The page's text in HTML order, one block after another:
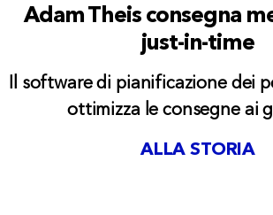
Adam Theis consegna
just-in-time
Il software di pianificazione dei
ottimizza le consegne ai
ALLA STORIA